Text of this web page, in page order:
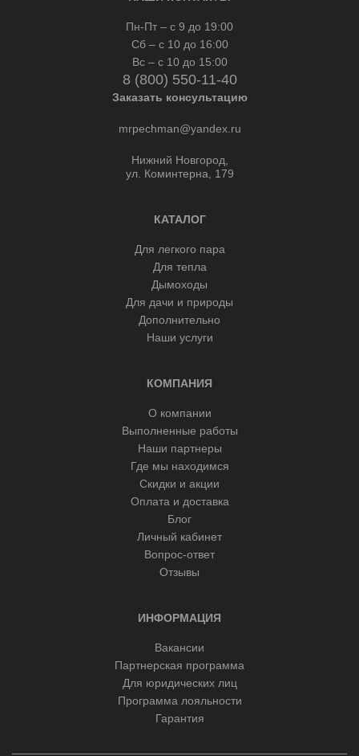
Пн-Пт – с 9 до 19:00
Сб – с 10 до 16:00
Вс – с 10 до 15:00
8 (800) 550-11-40
Заказать консультацию
mrpechman@yandex.ru
Нижний Новгород,
ул. Коминтерна, 179
КАТАЛОГ
Для легкого пара
Для тепла
Дымоходы
Для дачи и природы
Дополнительно
Наши услуги
КОМПАНИЯ
О компании
Выполненные работы
Наши партнеры
Где мы находимся
Скидки и акции
Оплата и доставка
Блог
Личный кабинет
Вопрос-ответ
Отзывы
ИНФОРМАЦИЯ
Вакансии
Партнерская программа
Для юридических лиц
Программа лояльности
Гарантия